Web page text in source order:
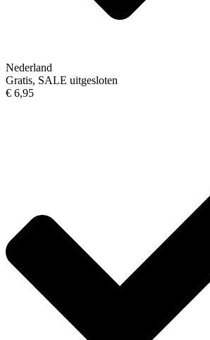
Nederland
Gratis, SALE uitgesloten
€ 6,95